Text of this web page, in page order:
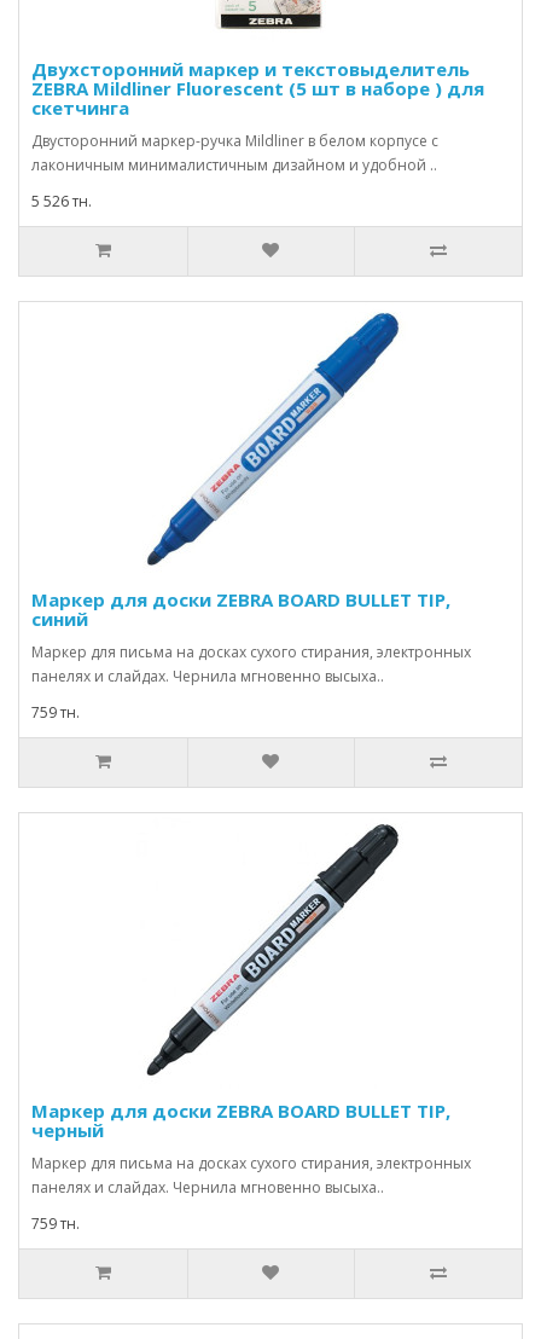
Двухсторонний маркер и текстовыделитель
ZEBRA Mildliner Fluorescent (5 шт в наборе ) для
скетчинга
Двусторонний маркер-ручка Mildliner в белом корпусе с
лаконичным минималистичным дизайном и удобной ..
5 526 тн.
Маркер для доски ZEBRA BOARD BULLET TIP,
синий
Маркер для письма на досках сухого стирания, электронных
панелях и слайдах. Чернила мгновенно высыха..
759 тн.
Маркер для доски ZEBRA BOARD BULLET TIP,
черный
Маркер для письма на досках сухого стирания, электронных
панелях и слайдах. Чернила мгновенно высыха..
759 тн.